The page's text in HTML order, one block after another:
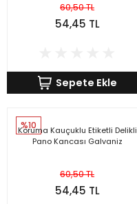
60,50 TL
54,45 TL
Sepete Ekle
%10
Koruma Kauçuklu Etiketli Delikli
Pano Kancası Galvaniz
60,50 TL
54,45 TL